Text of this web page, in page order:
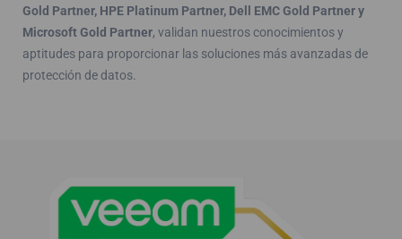
Gold Partner, HPE Platinum Partner, Dell EMC Gold Partner y
Microsoft Gold Partner, validan nuestros conocimientos y
aptitudes para proporcionar las soluciones más avanzadas de
protección de datos.